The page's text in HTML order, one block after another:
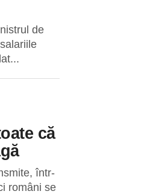
de
că
într-
români se